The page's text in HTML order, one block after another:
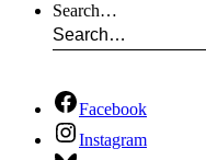
Search…
Facebook
Instagram